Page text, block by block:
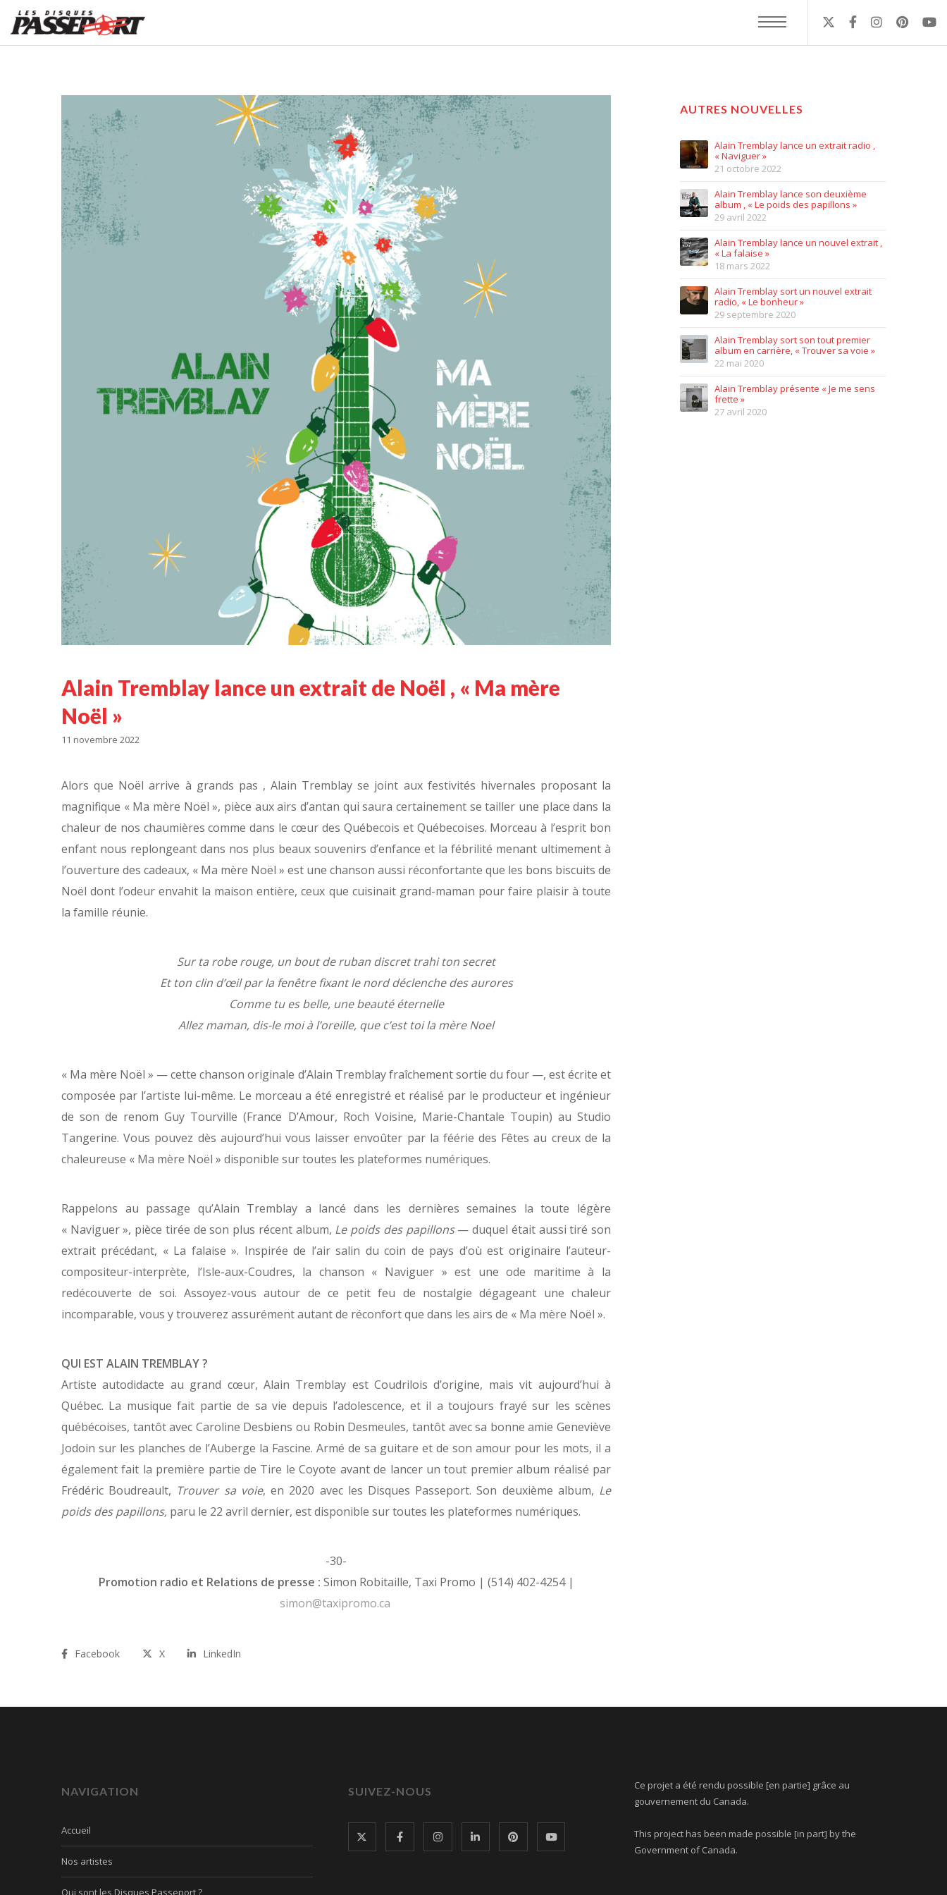
Alain Tremblay lance un extrait de Noël , « Ma mère
Noël »
11 novembre 2022
Alors que Noël arrive à grands pas , Alain Tremblay se joint aux festivités hivernales proposant la
magnifique « Ma mère Noël », pièce aux airs d’antan qui saura certainement se tailler une place dans la
chaleur de nos chaumières comme dans le cœur des Québecois et Québecoises. Morceau à l’esprit bon
enfant nous replongeant dans nos plus beaux souvenirs d’enfance et la fébrilité menant ultimement à
l’ouverture des cadeaux, « Ma mère Noël » est une chanson aussi réconfortante que les bons biscuits de
Noël dont l’odeur envahit la maison entière, ceux que cuisinait grand-maman pour faire plaisir à toute
la famille réunie.
Sur ta robe rouge, un bout de ruban discret trahi ton secret
Et ton clin d’œil par la fenêtre fixant le nord déclenche des aurores
Comme tu es belle, une beauté éternelle
Allez maman, dis-le moi à l’oreille, que c’est toi la mère Noel
« Ma mère Noël » — cette chanson originale d’Alain Tremblay fraîchement sortie du four —, est écrite et
composée par l’artiste lui-même. Le morceau a été enregistré et réalisé par le producteur et ingénieur
de son de renom Guy Tourville (France D’Amour, Roch Voisine, Marie-Chantale Toupin) au Studio
Tangerine. Vous pouvez dès aujourd’hui vous laisser envoûter par la féérie des Fêtes au creux de la
chaleureuse « Ma mère Noël » disponible sur toutes les plateformes numériques.
Rappelons au passage qu’Alain Tremblay a lancé dans les dernières semaines la toute légère
« Naviguer », pièce tirée de son plus récent album, Le poids des papillons— duquel était aussi tiré son
extrait précédant, « La falaise ». Inspirée de l’air salin du coin de pays d’où est originaire l’auteur-
compositeur-interprète, l’Isle-aux-Coudres, la chanson « Naviguer » est une ode maritime à la
redécouverte de soi. Assoyez-vous autour de ce petit feu de nostalgie dégageant une chaleur
incomparable, vous y trouverez assurément autant de réconfort que dans les airs de « Ma mère Noël ».
QUI EST ALAIN TREMBLAY ?
Artiste autodidacte au grand cœur, Alain Tremblay est Coudrilois d’origine, mais vit aujourd’hui à
Québec. La musique fait partie de sa vie depuis l’adolescence, et il a toujours frayé sur les scènes
québécoises, tantôt avec Caroline Desbiens ou Robin Desmeules, tantôt avec sa bonne amie Geneviève
Jodoin sur les planches de l’Auberge la Fascine. Armé de sa guitare et de son amour pour les mots, il a
également fait la première partie de Tire le Coyote avant de lancer un tout premier album réalisé par
Frédéric Boudreault, Trouver sa voie, en 2020 avec les Disques Passeport. Son deuxième album, Le
poids des papillons, paru le 22 avril dernier, est disponible sur toutes les plateformes numériques.
-30-
Promotion radio et Relations de presse : Simon Robitaille, Taxi Promo | (514) 402-4254 |
simon@taxipromo.ca
Facebook X LinkedIn
AUTRES NOUVELLES
Alain Tremblay lance un extrait radio ,
« Naviguer »
21 octobre 2022
Alain Tremblay lance son deuxième
album , « Le poids des papillons »
29 avril 2022
Alain Tremblay lance un nouvel extrait ,
« La falaise »
18 mars 2022
Alain Tremblay sort un nouvel extrait
radio, « Le bonheur »
29 septembre 2020
Alain Tremblay sort son tout premier
album en carrière, « Trouver sa voie »
22 mai 2020
Alain Tremblay présente « Je me sens
frette »
27 avril 2020
NAVIGATION
Accueil
Nos artistes
Qui sont les Disques Passeport ?
SUIVEZ-NOUS
Ce projet a été rendu possible [en partie] grâce au
gouvernement du Canada.
This project has been made possible [in part] by the
Government of Canada.